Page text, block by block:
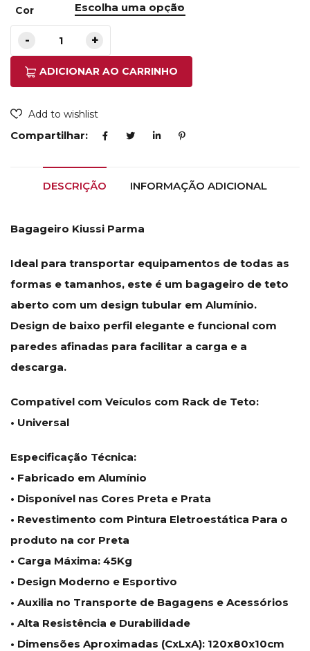
Cor
ADICIONAR AO CARRINHO
Add to wishlist
Compartilhar:
DESCRIÇÃO INFORMAÇÃO ADICIONAL
Bagageiro Kiussi Parma
Ideal para transportar equipamentos de todas as
formas e tamanhos, este é um bagageiro de teto
aberto com um design tubular em Alumínio.
Design de baixo perfil elegante e funcional com
paredes afinadas para facilitar a carga e a
descarga.
Compatível com Veículos com Rack de Teto:
• Universal
Especificação Técnica:
• Fabricado em Alumínio
• Disponível nas Cores Preta e Prata
• Revestimento com Pintura Eletroestática Para o
produto na cor Preta
• Carga Máxima: 45Kg
• Design Moderno e Esportivo
• Auxilia no Transporte de Bagagens e Acessórios
• Alta Resistência e Durabilidade
• Dimensões Aproximadas (CxLxA): 120x80x10cm